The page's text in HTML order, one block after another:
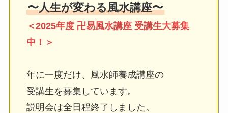
〜人生が変わる風水講座〜
＜2025年度 卍易風水講座 受講生大募集
中！＞
年に一度だけ、風水師養成講座の
受講生を募集しています。
説明会は全日程終了しました。